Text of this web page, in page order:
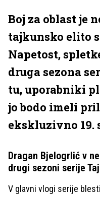
Boj za oblast je
tajkunsko elito
Napetost,
druga sezona
tu, uporabniki
jo bodo imeli
ekskluzivno 19.
Dragan Bjelogrlić v
drugi sezoni serije
V glavni vlogi serije blesti